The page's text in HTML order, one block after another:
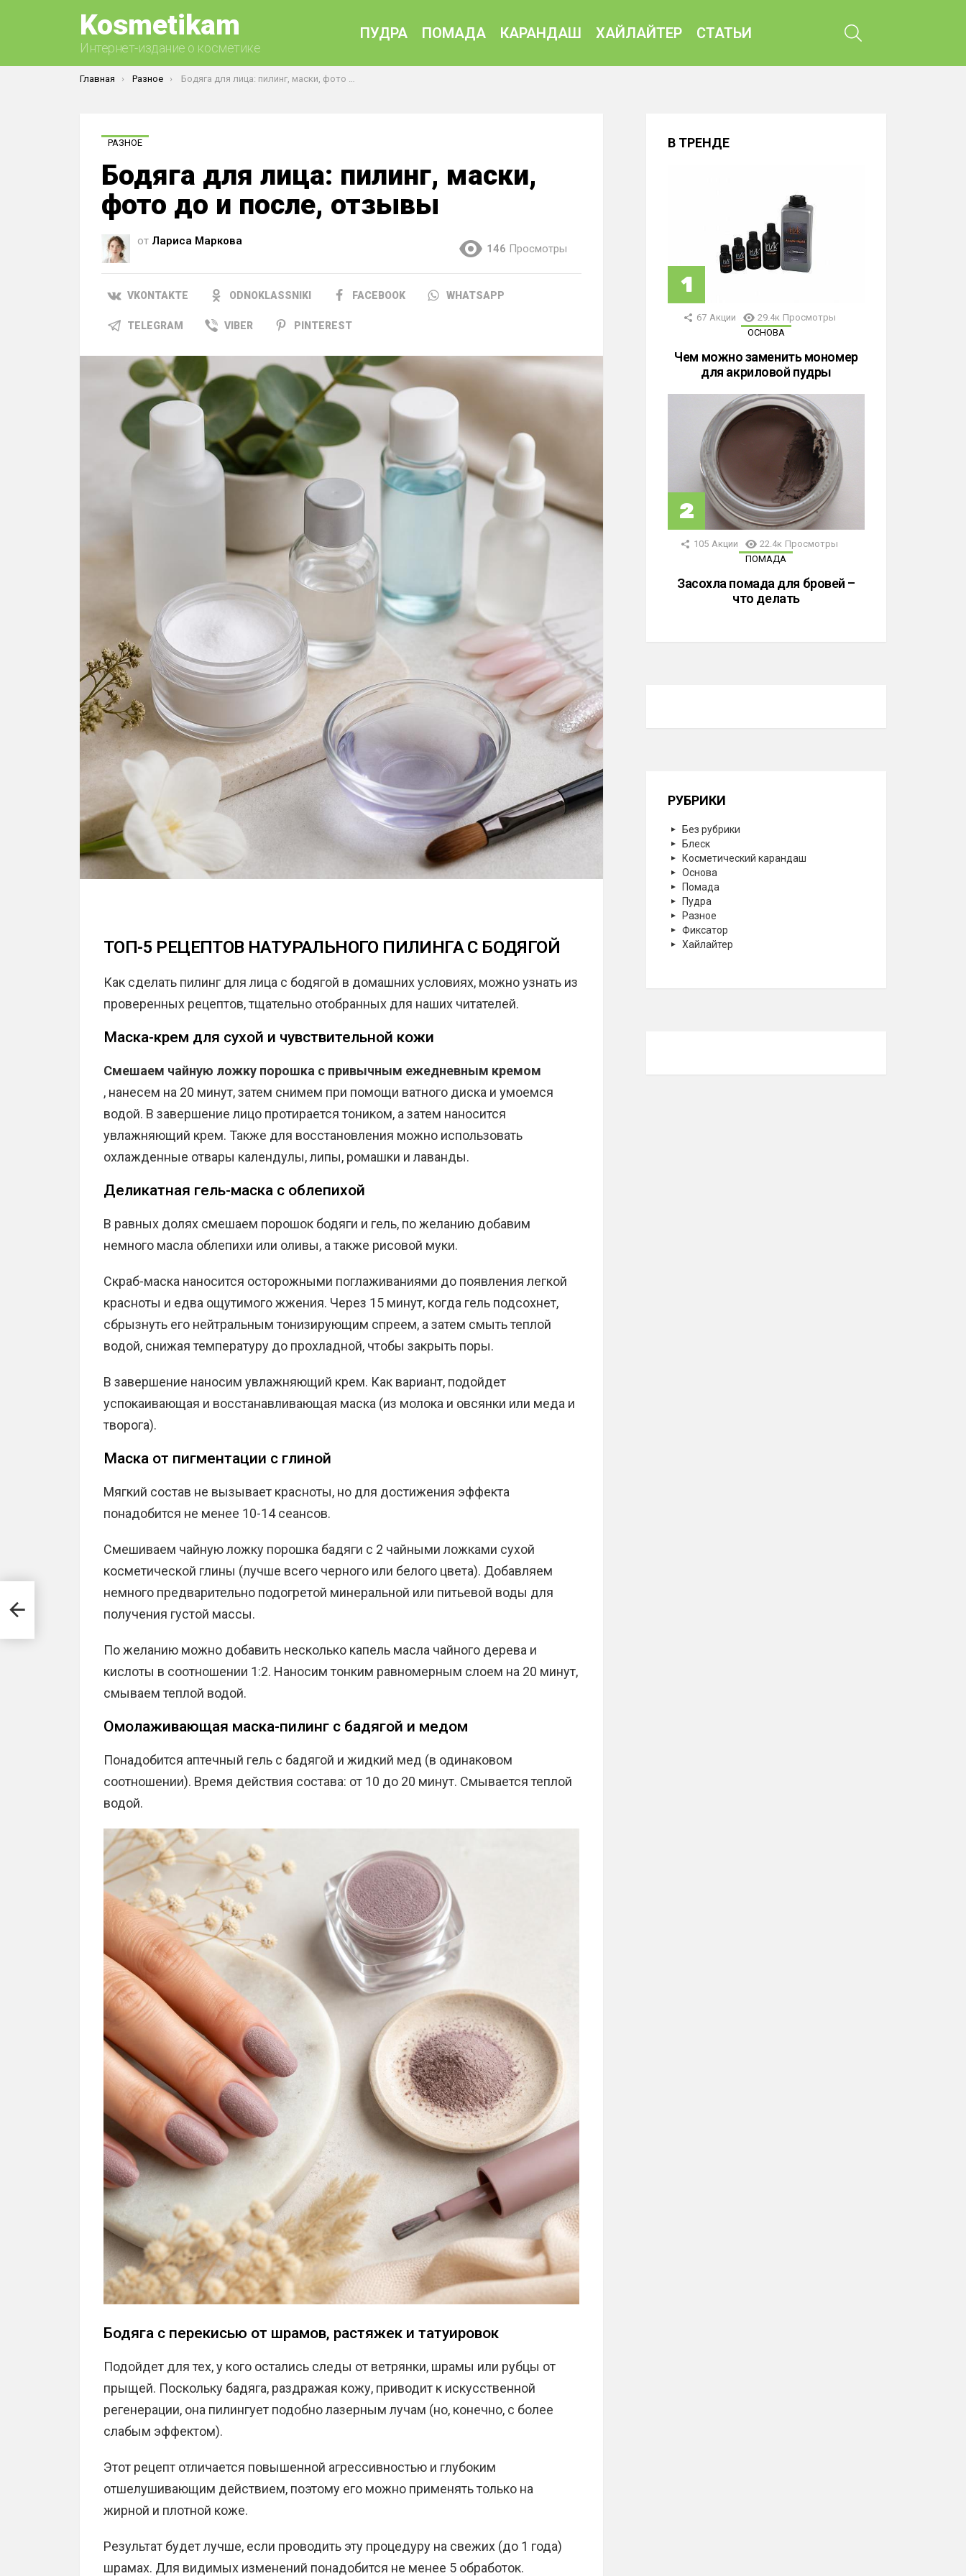
Kosmetikam
Интернет-издание о косметике
ПУДРА ПОМАДА КАРАНДАШ ХАЙЛАЙТЕР СТАТЬИ
Вы здесь:
Главная Разное Бодяга для лица: пилинг, маски, фото до и после, отзывы
РАЗНОЕ
Бодяга для лица: пилинг, маски,
фото до и после, отзывы
от Лариса Маркова
146 Просмотры
VKONTAKTE ODNOKLASSNIKI FACEBOOK WHATSAPP
TELEGRAM VIBER PINTEREST
ТОП-5 РЕЦЕПТОВ НАТУРАЛЬНОГО ПИЛИНГА С БОДЯГОЙ
Как сделать пилинг для лица с бодягой в домашних условиях, можно узнать из
проверенных рецептов, тщательно отобранных для наших читателей.
Маска-крем для сухой и чувствительной кожи
Смешаем чайную ложку порошка с привычным ежедневным кремом
, нанесем на 20 минут, затем снимем при помощи ватного диска и умоемся
водой. В завершение лицо протирается тоником, а затем наносится
увлажняющий крем. Также для восстановления можно использовать
охлажденные отвары календулы, липы, ромашки и лаванды.
Деликатная гель-маска с облепихой
В равных долях смешаем порошок бодяги и гель, по желанию добавим
немного масла облепихи или оливы, а также рисовой муки.
Скраб-маска наносится осторожными поглаживаниями до появления легкой
красноты и едва ощутимого жжения. Через 15 минут, когда гель подсохнет,
сбрызнуть его нейтральным тонизирующим спреем, а затем смыть теплой
водой, снижая температуру до прохладной, чтобы закрыть поры.
В завершение наносим увлажняющий крем. Как вариант, подойдет
успокаивающая и восстанавливающая маска (из молока и овсянки или меда и
творога).
Маска от пигментации с глиной
Мягкий состав не вызывает красноты, но для достижения эффекта
понадобится не менее 10-14 сеансов.
Смешиваем чайную ложку порошка бадяги с 2 чайными ложками сухой
косметической глины (лучше всего черного или белого цвета). Добавляем
немного предварительно подогретой минеральной или питьевой воды для
получения густой массы.
По желанию можно добавить несколько капель масла чайного дерева и
кислоты в соотношении 1:2. Наносим тонким равномерным слоем на 20 минут,
смываем теплой водой.
Омолаживающая маска-пилинг с бадягой и медом
Понадобится аптечный гель с бадягой и жидкий мед (в одинаковом
соотношении). Время действия состава: от 10 до 20 минут. Смывается теплой
водой.
Бодяга с перекисью от шрамов, растяжек и татуировок
Подойдет для тех, у кого остались следы от ветрянки, шрамы или рубцы от
прыщей. Поскольку бадяга, раздражая кожу, приводит к искусственной
регенерации, она пилингует подобно лазерным лучам (но, конечно, с более
слабым эффектом).
Этот рецепт отличается повышенной агрессивностью и глубоким
отшелушивающим действием, поэтому его можно применять только на
жирной и плотной коже.
Результат будет лучше, если проводить эту процедуру на свежих (до 1 года)
шрамах. Для видимых изменений понадобится не менее 5 обработок.
В ТРЕНДЕ
67 Акции 29.4к Просмотры
ОСНОВА
Чем можно заменить мономер
для акриловой пудры
105 Акции 22.4к Просмотры
ПОМАДА
Засохла помада для бровей –
что делать
РУБРИКИ
Без рубрики
Блеск
Косметический карандаш
Основа
Помада
Пудра
Разное
Фиксатор
Хайлайтер